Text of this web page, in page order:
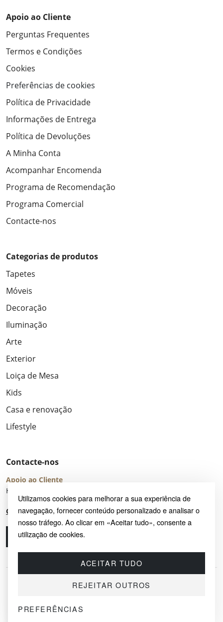
Utilizamos cookies para melhorar a sua experiência de
navegação, fornecer conteúdo personalizado e analisar o
nosso tráfego. Ao clicar em «Aceitar tudo», consente a
utilização de cookies.
ACEITAR TUDO
REJEITAR OUTROS
PREFERÊNCIAS
Apoio ao Cliente
Perguntas Frequentes
Termos e Condições
Cookies
Preferências de cookies
Política de Privacidade
Informações de Entrega
Política de Devoluções
A Minha Conta
Acompanhar Encomenda
Programa de Recomendação
Programa Comercial
Contacte-nos
Categorias de produtos
Tapetes
Móveis
Decoração
Iluminação
Arte
Exterior
Loiça de Mesa
Kids
Casa e renovação
Lifestyle
Contacte-nos
Apoio ao Cliente
Horário de Atendimento: seg – sex 8:00 – 16:00 (UTC+2)
Centro de Ajuda
Ligue-nos
© 2026 SAYRUG OÜ · KESKLINNA LINNAOSA, AHTRI TN 12, 10151, TALLINN,